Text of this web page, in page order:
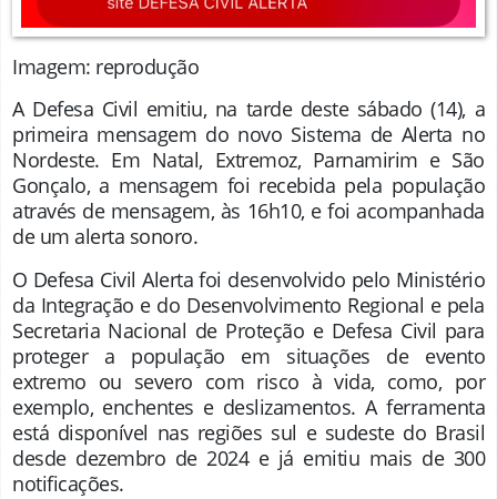
Imagem: reprodução
A Defesa Civil emitiu, na tarde deste sábado (14), a
primeira mensagem do novo Sistema de Alerta no
Nordeste. Em Natal, Extremoz, Parnamirim e São
Gonçalo, a mensagem foi recebida pela população
através de mensagem, às 16h10, e foi acompanhada
de um alerta sonoro.
O Defesa Civil Alerta foi desenvolvido pelo Ministério
da Integração e do Desenvolvimento Regional e pela
Secretaria Nacional de Proteção e Defesa Civil para
proteger a população em situações de evento
extremo ou severo com risco à vida, como, por
exemplo, enchentes e deslizamentos. A ferramenta
está disponível nas regiões sul e sudeste do Brasil
desde dezembro de 2024 e já emitiu mais de 300
notificações.